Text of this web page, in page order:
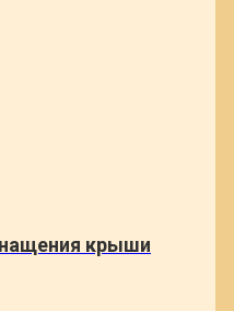
крыши